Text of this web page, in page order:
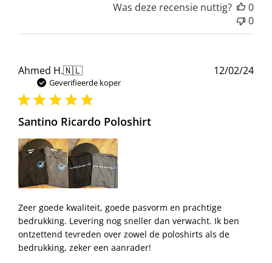
Was deze recensie nuttig?
0
0
Ahmed H.🇳🇱
Geverifieerde koper
Santino Ricardo Poloshirt
Zeer goede kwaliteit, goede pasvorm en prachtige
bedrukking. Levering nog sneller dan verwacht. Ik ben
ontzettend tevreden over zowel de poloshirts als de
bedrukking, zeker een aanrader!
12/02/24